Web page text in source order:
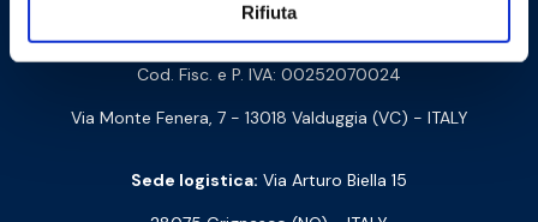
Rifiuta
Cod. Fisc. e P. IVA: 00252070024
Via Monte Fenera, 7 - 13018 Valduggia (VC) - ITALY
Sede logistica: Via Arturo Biella 15